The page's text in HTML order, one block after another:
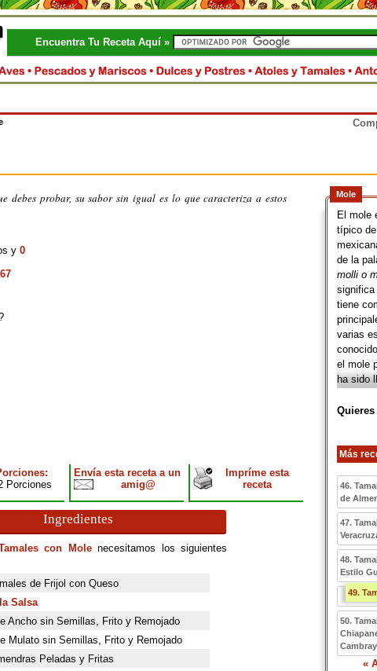
Encuentra Tu Receta Aquí »
probar, su sabor sin igual es lo que caracteriza a estos
y 0
Mole
El mole
típico
de la
molli o
tiene
varias
el mole
ha sido
mole
o
moler
aunque
estados
de
Oaxaca.
Más
46.
de
47.
48.
Estilo
49.
50.
Cambray
«
Porciones
Envía esta receta a un
amig@
Impríme esta
receta
Ingredientes
con Molenecesitamos los siguientes
de Frijol con Queso
Salsa
Ancho sin Semillas, Frito y Remojado
Mulato sin Semillas, Frito y Remojado
Peladas y Fritas